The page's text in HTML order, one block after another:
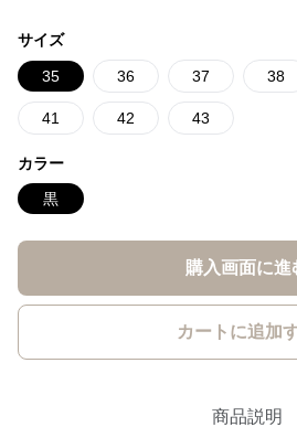
サイズ
35 36 37 38
41 42 43
カラー
黒
購入画面に進
カートに追加
商品説明